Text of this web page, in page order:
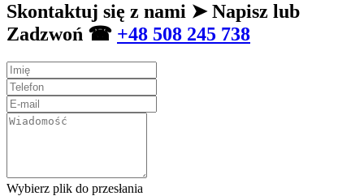
Skontaktuj się z nami ➤ Napisz lub
Zadzwoń ☎ +48 508 245 738
Wybierz plik do przesłania